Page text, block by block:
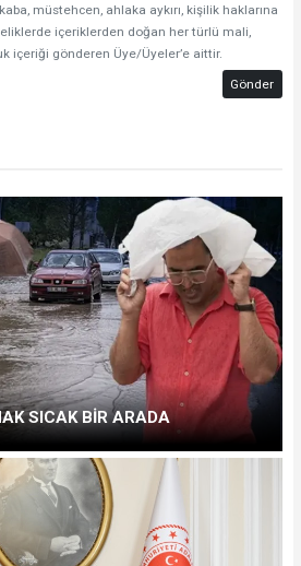
müstehcen, ahlaka aykırı, kişilik haklarına
içeriklerden doğan her türlü mali,
içeriği gönderen Üye/Üyeler’e aittir.
Gönder
SICAK BİR ARADA